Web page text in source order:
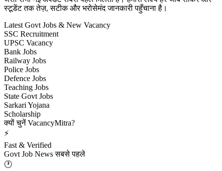
स्टूडेंट तक तेज़, सटीक और भरोसेमंद जानकारी पहुँचाना है।
Latest Govt Jobs & New Vacancy
SSC Recruitment
UPSC Vacancy
Bank Jobs
Railway Jobs
Police Jobs
Defence Jobs
Teaching Jobs
State Govt Jobs
Sarkari Yojana
Scholarship
क्यों चुनें VacancyMitra?
⚡
Fast & Verified
Govt Job News सबसे पहले
🕐